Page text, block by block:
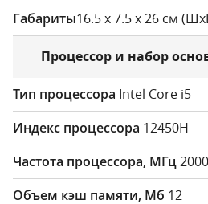
16.5 x 7.5 x 26 см
Процессор и набор
Intel Core i5
12450H
2000
12